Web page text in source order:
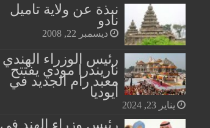
نبذة عن ولاية تاميل
نادو
ديسمبر 22, 2008
رئيس الوزراء الهندي
ناريندرا مودي يفتتح
معبد رام الجديد في
أيوديا
يناير 23, 2024
رئيس وزراء الهند في